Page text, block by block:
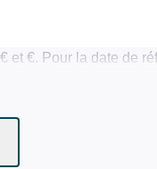
et €. Pour la date de